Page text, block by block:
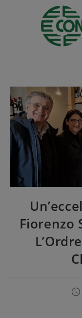
Fiorenzo